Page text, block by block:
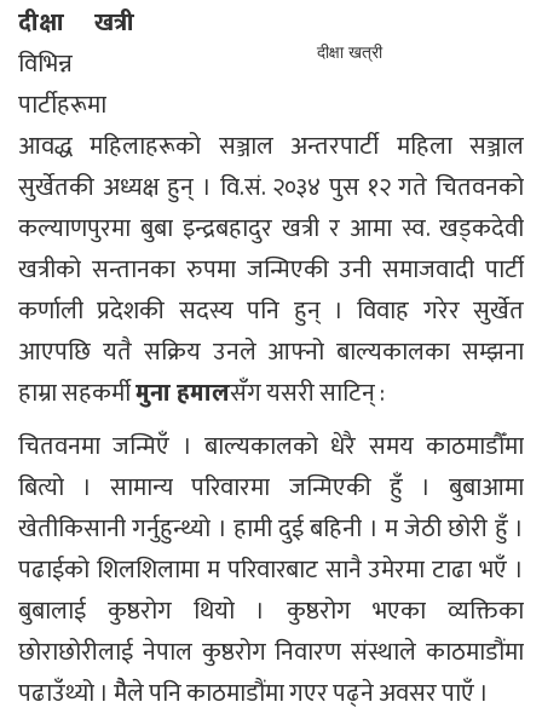
दीक्षा खत्री
दीक्षा खत्री
विभिन्न
पार्टीहरूमा
आवद्ध महिलाहरूको सञ्जाल अन्तरपार्टी महिला सञ्जाल
सुर्खेतकी अध्यक्ष हुन् । वि.सं. २०३४ पुस १२ गते चितवनको
कल्याणपुरमा बुबा इन्द्रबहादुर खत्री र आमा स्व. खड्कदेवी
खत्रीको सन्तानका रुपमा जन्मिएकी उनी समाजवादी पार्टी
कर्णाली प्रदेशकी सदस्य पनि हुन् । विवाह गरेर सुर्खेत
आएपछि यतै सक्रिय उनले आफ्नो बाल्यकालका सम्झना
हाम्रा सहकर्मीमुना हमालसँग यसरी साटिन् :
चितवनमा जन्मिएँ । बाल्यकालको धेरै समय काठमाडौँमा
बित्यो । सामान्य परिवारमा जन्मिएकी हुँ । बुबाआमा
खेतीकिसानी गर्नुहुन्थ्यो । हामी दुई बहिनी । म जेठी छोरी हुँ ।
पढाईको शिलशिलामा म परिवारबाट सानै उमेरमा टाढा भएँ ।
बुबालाई कुष्ठरोग थियो । कुष्ठरोग भएका व्यक्तिका
छोराछोरीलाई नेपाल कुष्ठरोग निवारण संस्थाले काठमाडौंमा
पढाउँथ्यो । मैैले पनि काठमाडौंमा गएर पढ्ने अवसर पाएँ ।